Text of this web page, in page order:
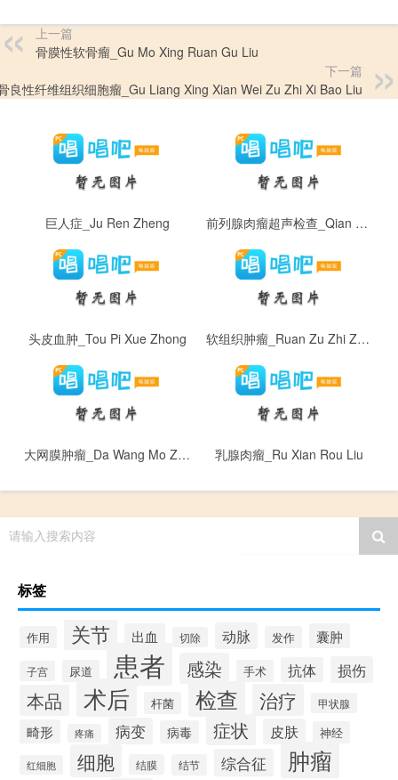
上一篇
骨膜性软骨瘤_Gu Mo Xing Ruan Gu Liu
下一篇
良性纤维组织细胞瘤_Gu Liang Xing Xian Wei Zu Zhi Xi Bao Liu
巨人症_Ju Ren Zheng 前列腺肉瘤超声检查_Qian Lie Xian Rou Liu Chao Sheng Jian Cha
头皮血肿_Tou Pi Xue Zhong 软组织肿瘤_Ruan Zu Zhi Zhong Liu
大网膜肿瘤_Da Wang Mo Zhong Liu 乳腺肉瘤_Ru Xian Rou Liu
请输入搜索内容
标签
作用 关节 出血 切除 动脉 发作 囊肿
子宫 尿道 患者 感染 手术 抗体 损伤
本品 术后 杆菌 检查 治疗 甲状腺
畸形 疼痛 病变 病毒 症状 皮肤 神经
红细胞 细胞 结膜 结节 综合征 肿瘤